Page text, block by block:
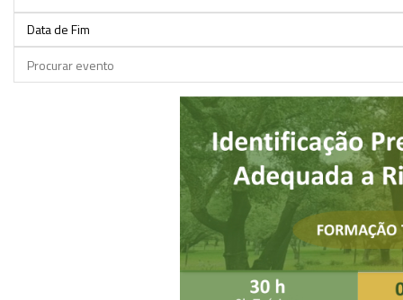
Data de Fim